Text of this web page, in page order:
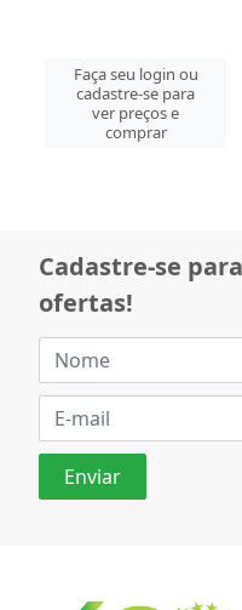
Faça seu login ou
cadastre-se para
ver preços e
comprar
Cadastre-se
ofertas!